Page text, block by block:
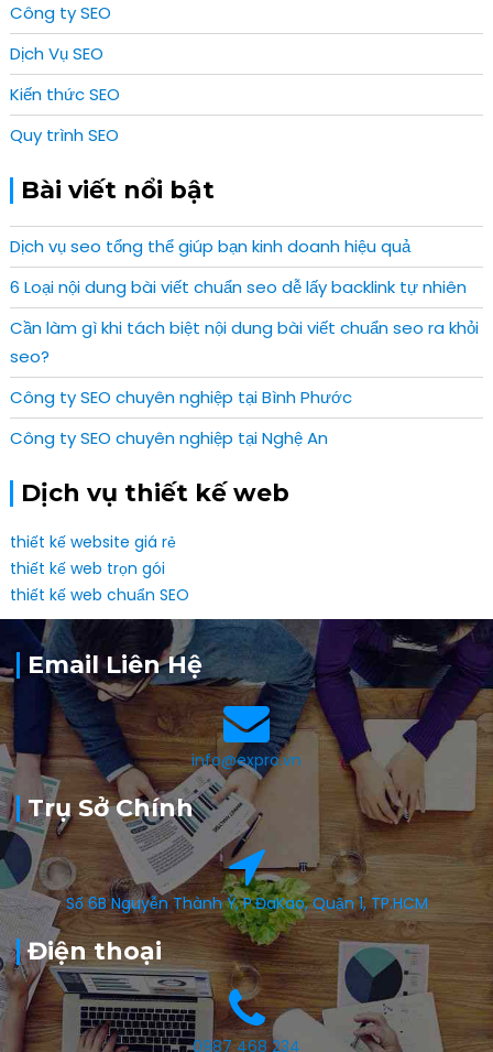
Công ty SEO
Dịch Vụ SEO
Kiến thức SEO
Quy trình SEO
Bài viết nổi bật
Dịch vụ seo tổng thể giúp bạn kinh doanh hiệu quả
6 Loại nội dung bài viết chuẩn seo dễ lấy backlink tự nhiên
Cần làm gì khi tách biệt nội dung bài viết chuẩn seo ra khỏi
seo?
Công ty SEO chuyên nghiệp tại Bình Phước
Công ty SEO chuyên nghiệp tại Nghệ An
Dịch vụ thiết kế web
thiết kế website giá rẻ
thiết kế web trọn gói
thiết kế web chuẩn SEO
Email Liên Hệ
info@expro.vn
Trụ Sở Chính
Số 6B Nguyễn Thành Ý, P.ĐaKao, Quận 1, TP.HCM
Điện thoại
0987 468 234